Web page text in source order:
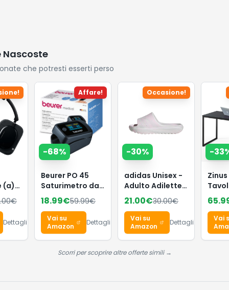
Nascoste
che potresti esserti perso
(a)
a
€
Dettagli
Affare!
-68%
Beurer PO 45
Saturimetro da
dito
Professionale
Certificato,
Monitoraggio
della
Ossigeno,
18.99€59.99€
Vai su
Amazon
Dettagli
Occasione!
-30%
adidas Unisex -
Adulto Adilette
Lumia Slides
Sandal, Distilled
Pink/crystal
white/dash grey,
40.5 EU
21.00€30.00€
Vai su
Amazon
Dettagli
-33
160 x
-
Vai
Scorri per scoprire altre offerte simili →